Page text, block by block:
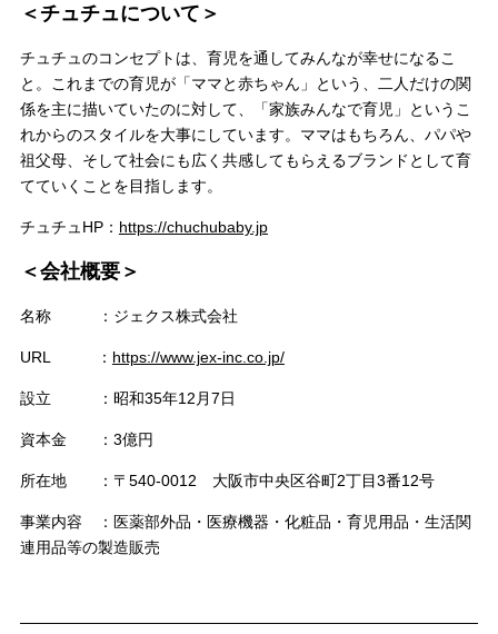
＜チュチュについて＞
チュチュのコンセプトは、育児を通してみんなが幸せになるこ
と。これまでの育児が「ママと赤ちゃん」という、二人だけの関
係を主に描いていたのに対して、「家族みんなで育児」というこ
れからのスタイルを大事にしています。ママはもちろん、パパや
祖父母、そして社会にも広く共感してもらえるブランドとして育
てていくことを目指します。
チュチュHP： https://chuchubaby.jp
＜会社概要＞
名称 ：ジェクス株式会社
URL ： https://www.jex-inc.co.jp/
設立 ：昭和35年12月7日
資本金 ：3億円
所在地 ：〒540-0012 大阪市中央区谷町2丁目3番12号
事業内容 ：医薬部外品・医療機器・化粧品・育児用品・生活関
連用品等の製造販売